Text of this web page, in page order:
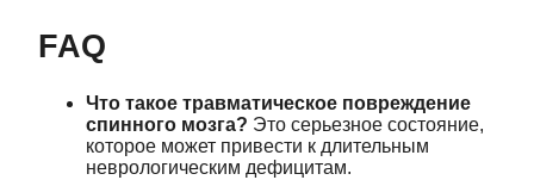
FAQ
Что такое травматическое повреждение
спинного мозга? Это серьезное состояние,
которое может привести к длительным
неврологическим дефицитам.